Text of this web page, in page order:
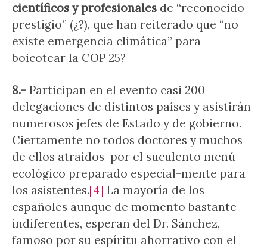
científicos y profesionales de “reconocido
prestigio” (¿?), que han reiterado que “no
existe emergencia climática” para
boicotear la COP 25?
8.- Participan en el evento casi 200
delegaciones de distintos países y asistirán
numerosos jefes de Estado y de gobierno.
Ciertamente no todos doctores y muchos
de ellos atraídos por el suculento menú
ecológico preparado especial-mente para
los asistentes.[4] La mayoría de los
españoles aunque de momento bastante
indiferentes, esperan del Dr. Sánchez,
famoso por su espíritu ahorrativo con el